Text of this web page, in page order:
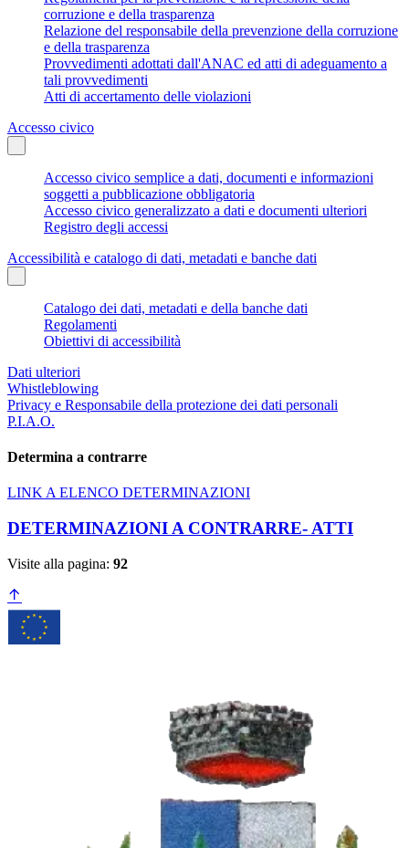
corruzione e della trasparenza
Relazione del responsabile della prevenzione della corruzione
e della trasparenza
Provvedimenti adottati dall'ANAC ed atti di adeguamento a
tali provvedimenti
Atti di accertamento delle violazioni
Accesso civico
Accesso civico semplice a dati, documenti e informazioni
soggetti a pubblicazione obbligatoria
Accesso civico generalizzato a dati e documenti ulteriori
Registro degli accessi
Accessibilità e catalogo di dati, metadati e banche dati
Catalogo dei dati, metadati e della banche dati
Regolamenti
Obiettivi di accessibilità
Dati ulteriori
Whistleblowing
Privacy e Responsabile della protezione dei dati personali
P.I.A.O.
Determina a contrarre
LINK A ELENCO DETERMINAZIONI
DETERMINAZIONI A CONTRARRE- ATTI
Visite alla pagina: 92